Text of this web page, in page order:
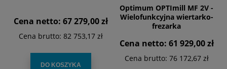
Cena netto: 67 279,00 zł
Cena brutto: 82 753,17 zł
DO KOSZYKA
Optimum OPTImill MF 2V -
Wielofunkcyjna wiertarko-
frezarka
Cena netto: 61 929,00 zł
Cena brutto: 76 172,67 zł